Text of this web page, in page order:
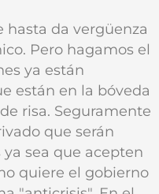
hasta da vergüenza
Pero hagamos el
ya están
están en la bóveda
risa. Seguramente
que serán
sea que acepten
quiere el gobierno